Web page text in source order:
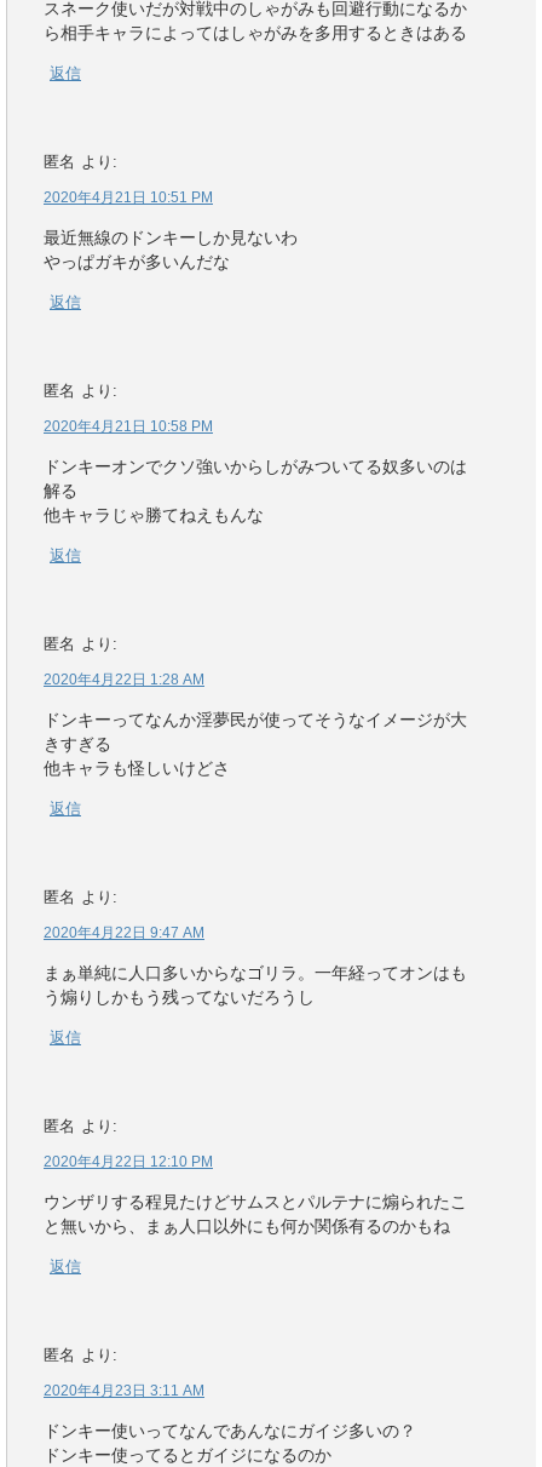
スネーク使いだが対戦中のしゃがみも回避行動になるか
ら相手キャラによってはしゃがみを多用するときはある
返信
匿名 より:
2020年4月21日 10:51 PM
最近無線のドンキーしか見ないわ
やっぱガキが多いんだな
返信
匿名 より:
2020年4月21日 10:58 PM
ドンキーオンでクソ強いからしがみついてる奴多いのは
解る
他キャラじゃ勝てねえもんな
返信
匿名 より:
2020年4月22日 1:28 AM
ドンキーってなんか淫夢民が使ってそうなイメージが大
きすぎる
他キャラも怪しいけどさ
返信
匿名 より:
2020年4月22日 9:47 AM
まぁ単純に人口多いからなゴリラ。一年経ってオンはも
う煽りしかもう残ってないだろうし
返信
匿名 より:
2020年4月22日 12:10 PM
ウンザリする程見たけどサムスとパルテナに煽られたこ
と無いから、まぁ人口以外にも何か関係有るのかもね
返信
匿名 より:
2020年4月23日 3:11 AM
ドンキー使いってなんであんなにガイジ多いの？
ドンキー使ってるとガイジになるのか